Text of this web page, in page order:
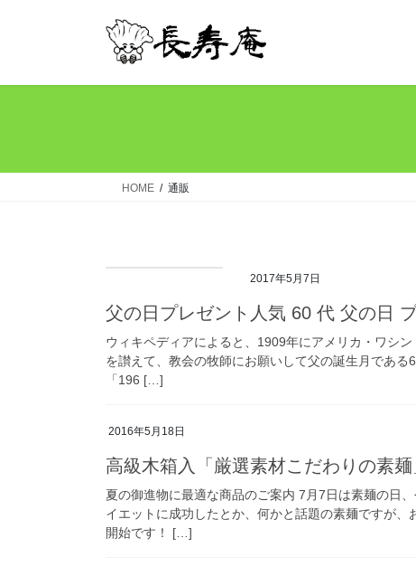
HOME 通販
2017年5月7日
父の日プレゼント人気 60 代 父の日
ウィキペディアによると、1909年にアメリカ・ワシ
を讃えて、教会の牧師にお願いして父の誕生月である
「196 […]
2016年5月18日
高級木箱入「厳選素材こだわりの素
夏の御進物に最適な商品のご案内 7月7日は素麺の日
イエットに成功したとか、何かと話題の素麺ですが
開始です！ […]